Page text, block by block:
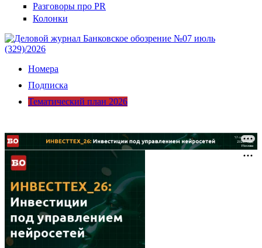
Разговоры про PR
Колонки
Номера
Подписка
Тематический план 2026